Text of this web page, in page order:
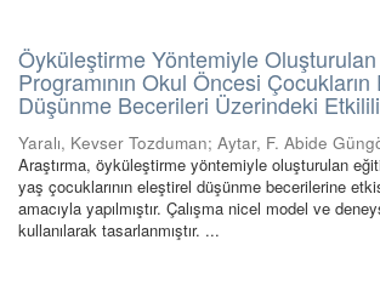
Öyküleştirme Yöntemiyle
Programının Okul Öncesi
Düşünme Becerileri Üzerindeki
Yaralı, Kevser Tozduman; Aytar, F. Abide
Araştırma, öyküleştirme yöntemiyle oluşturulan
yaş çocuklarının eleştirel düşünme becerilerine
amacıyla yapılmıştır. Çalışma nicel model ve
kullanılarak tasarlanmıştır. ...